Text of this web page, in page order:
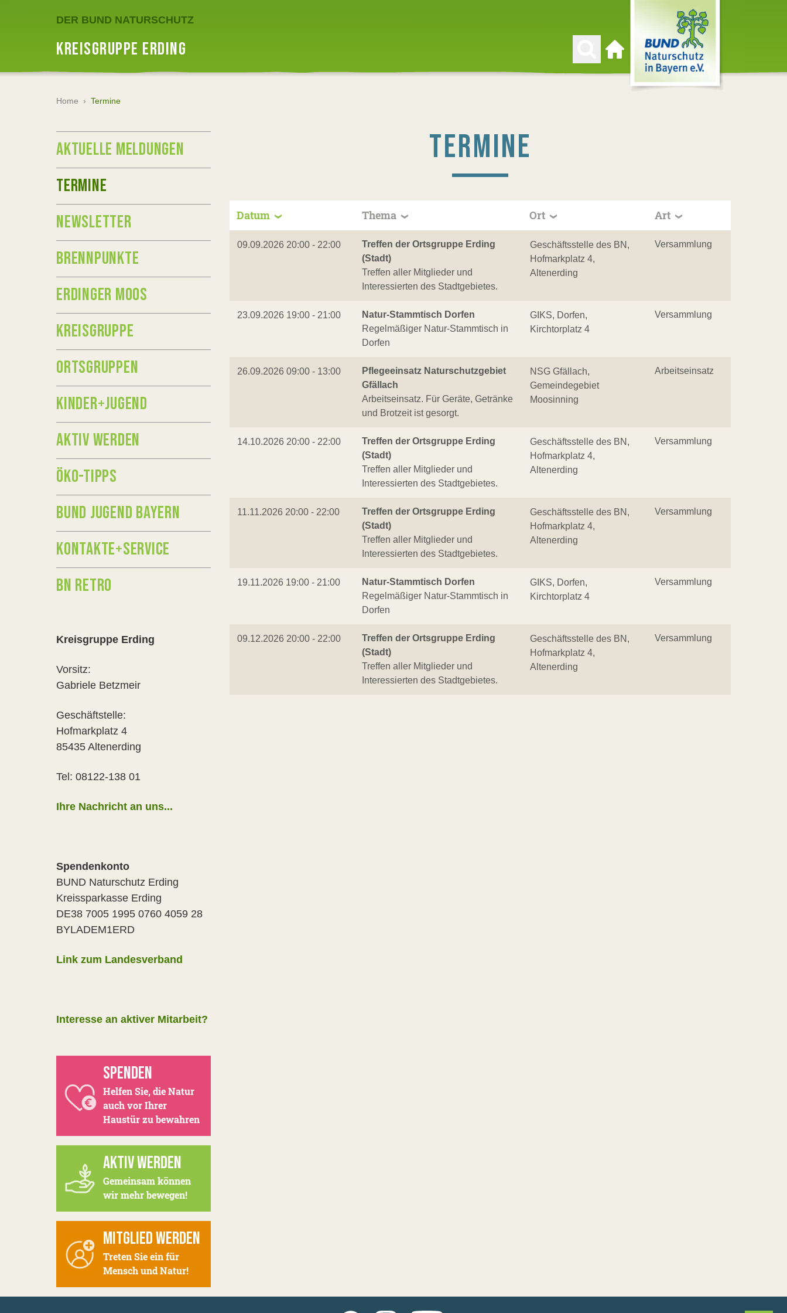
DER BUND NATURSCHUTZ
KREISGRUPPE ERDING
Zur Startseite
Home › Termine
TERMINE
Datum Thema Ort Art
09.09.2026 20:00 - 22:00
Treffen der Ortsgruppe Erding
(Stadt)
Treffen aller Mitglieder und
Interessierten des Stadtgebietes.
Geschäftsstelle des BN,
Hofmarkplatz 4,
Altenerding
Versammlung
23.09.2026 19:00 - 21:00
Natur-Stammtisch Dorfen
Regelmäßiger Natur-Stammtisch in
Dorfen
GIKS, Dorfen,
Kirchtorplatz 4
Versammlung
26.09.2026 09:00 - 13:00
Pflegeeinsatz Naturschutzgebiet
Gfällach
Arbeitseinsatz. Für Geräte, Getränke
und Brotzeit ist gesorgt.
NSG Gfällach,
Gemeindegebiet
Moosinning
Arbeitseinsatz
14.10.2026 20:00 - 22:00
Treffen der Ortsgruppe Erding
(Stadt)
Treffen aller Mitglieder und
Interessierten des Stadtgebietes.
Geschäftsstelle des BN,
Hofmarkplatz 4,
Altenerding
Versammlung
11.11.2026 20:00 - 22:00
Treffen der Ortsgruppe Erding
(Stadt)
Treffen aller Mitglieder und
Interessierten des Stadtgebietes.
Geschäftsstelle des BN,
Hofmarkplatz 4,
Altenerding
Versammlung
19.11.2026 19:00 - 21:00
Natur-Stammtisch Dorfen
Regelmäßiger Natur-Stammtisch in
Dorfen
GIKS, Dorfen,
Kirchtorplatz 4
Versammlung
09.12.2026 20:00 - 22:00
Treffen der Ortsgruppe Erding
(Stadt)
Treffen aller Mitglieder und
Interessierten des Stadtgebietes.
Geschäftsstelle des BN,
Hofmarkplatz 4,
Altenerding
Versammlung
AKTUELLE MELDUNGEN
TERMINE
NEWSLETTER
BRENNPUNKTE
ERDINGER MOOS
KREISGRUPPE
ORTSGRUPPEN
KINDER+JUGEND
AKTIV WERDEN
ÖKO-TIPPS
BUND JUGEND BAYERN
KONTAKTE+SERVICE
BN RETRO
Kreisgruppe Erding
Vorsitz:
Gabriele Betzmeir
Geschäftstelle:
Hofmarkplatz 4
85435 Altenerding
Tel: 08122-138 01
Ihre Nachricht an uns...
Spendenkonto
BUND Naturschutz Erding
Kreissparkasse Erding
DE38 7005 1995 0760 4059 28
BYLADEM1ERD
Link zum Landesverband
Interesse an aktiver Mitarbeit?
SPENDEN
Helfen Sie, die Natur
auch vor Ihrer
Haustür zu bewahren
AKTIV WERDEN
Gemeinsam können
wir mehr bewegen!
MITGLIED WERDEN
Treten Sie ein für
Mensch und Natur!